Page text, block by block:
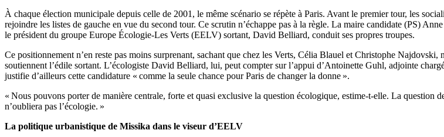
À chaque élection municipale depuis celle de 2001, le même scénario se répète à Paris. Avant le premier tour, les
rejoindre les listes de gauche en vue du second tour. Ce scrutin n’échappe pas à la règle. La maire candidate (PS)
le président du groupe Europe Écologie-Les Verts (EELV) sortant, David Belliard, conduit ses propres troupes.
Ce positionnement n’en reste pas moins surprenant, sachant que chez les Verts, Célia Blauel et Christophe
soutiennent l’édile sortant. L’écologiste David Belliard, lui, peut compter sur l’appui d’Antoinette Guhl, adjointe
justifie d’ailleurs cette candidature « comme la seule chance pour Paris de changer la donne ».
« Nous pouvons porter de manière centrale, forte et quasi exclusive la question écologique, estime-t-elle. La question
n’oubliera pas l’écologie. »
La politique urbanistique de Missika dans le viseur d’EELV